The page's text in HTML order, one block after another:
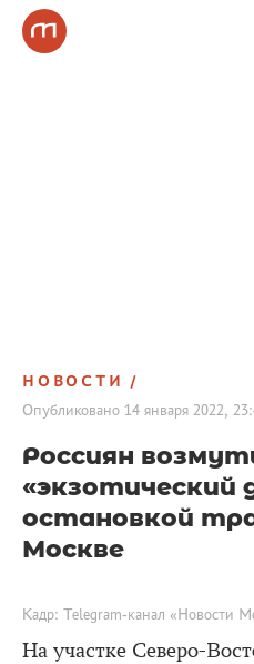
НОВОСТИ
Опубликовано 14 января 2022,
Россиян
«экзотический
остановкой
Москве
Кадр: Telegram-канал «Новости
На участке Северо-